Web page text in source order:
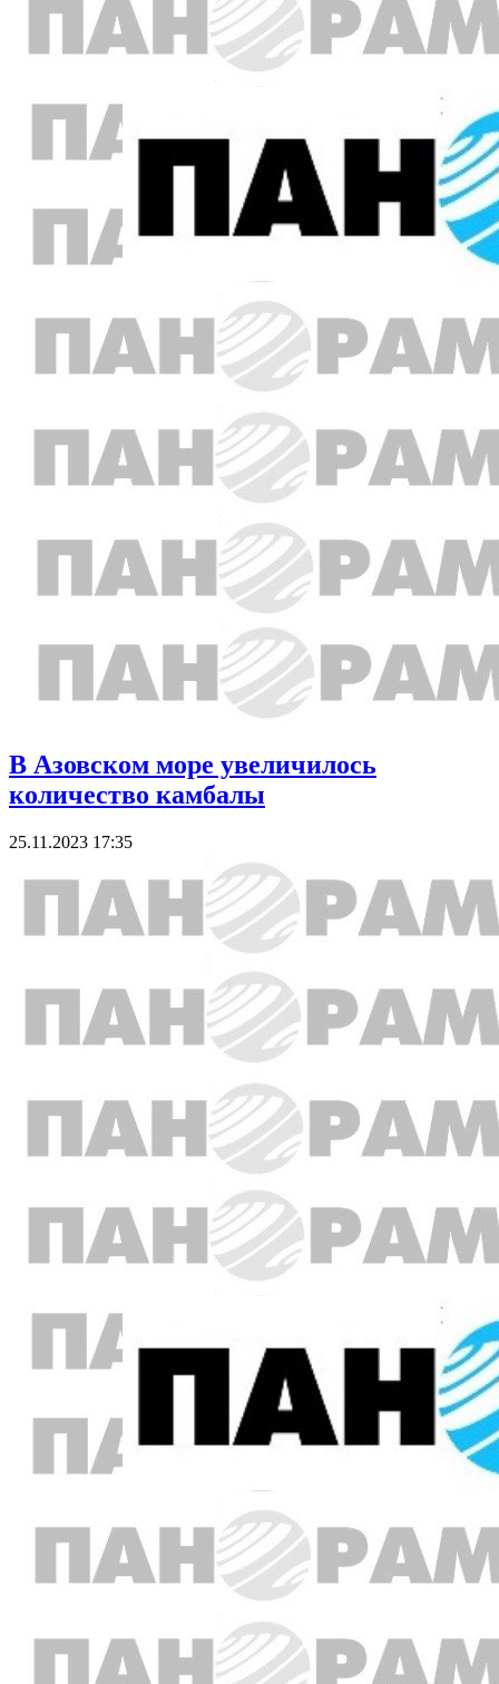
В Азовском море увеличилось
количество камбалы
25.11.2023 17:35